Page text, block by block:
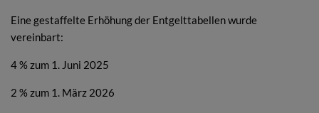
Eine gestaffelte Erhöhung der Entgelttabellen wurde
vereinbart:
4 % zum 1. Juni 2025
2 % zum 1. März 2026